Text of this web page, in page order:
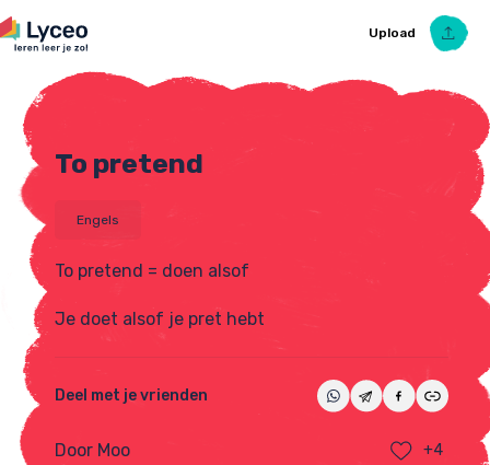
Upload
Upload Ezelsbruggetje
To pretend
Engels
To pretend = doen alsof
Je doet alsof je pret hebt
Deel met je vrienden
Door Moo +4